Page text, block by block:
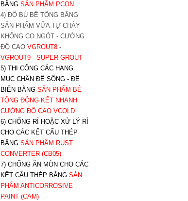
BẰNG SẢN PHẨM PCON
4) ĐỔ BÙ BÊ TÔNG BẰNG
SẢN PHẨM VỮA TỰ CHẢY -
KHÔNG CO NGÓT - CƯỜNG
ĐỘ CAO VGROUT8-
VGROUT9- SUPER GROUT
5) THI CÔNG CÁC HẠNG
MỤC CHÂN ĐÊ SÔNG - ĐÊ
BIỂN BẰNG SẢN PHẨM BÊ
TÔNG ĐÔNG KẾT NHANH
CƯỜNG ĐỘ CAO VCOLD
6) CHỐNG RỈ HOẶC XỬ LÝ RỈ
CHO CÁC KẾT CẤU THÉP
BẰNG SẢN PHẨM RUST
CONVERTER (CB05)
7) CHỐNG ĂN MÒN CHO CÁC
KẾT CẤU THÉP BẰNG SẢN
PHẨM ANTICORROSIVE
PAINT (CAM)